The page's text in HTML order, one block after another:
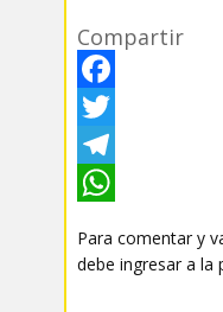
Compartir
F
a
c
b
T
w
t
T
lh
Para comentar y
debe ingresar a la